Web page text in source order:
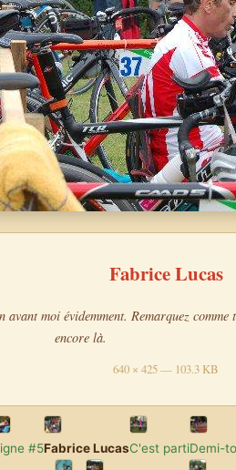
Fabrice Lucas
moi évidemment. Remarquez comme
encore là.
640 × 425 — 103.3 KB
#5Fabrice LucasC'est partiDemi-